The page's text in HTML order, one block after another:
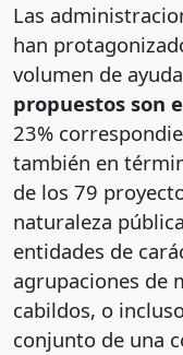
Las
han
volumen de
propuestos son
23%
también en
de los 79
naturaleza
entidades de
agrupaciones de
cabildos, o
conjunto de una